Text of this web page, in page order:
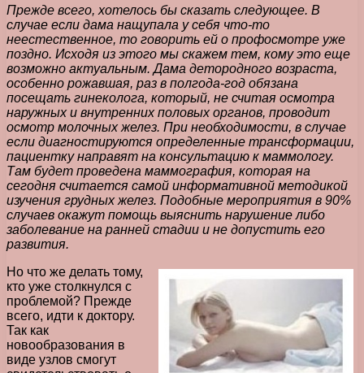
Прежде всего, хотелось бы сказать следующее. В
случае если дама нащупала у себя что-то
неестественное, то говорить ей о профосмотре уже
поздно. Исходя из этого мы скажем тем, кому это еще
возможно актуальным. Дама детородного возраста,
особенно рожавшая, раз в полгода-год обязана
посещать гинеколога, который, не считая осмотра
наружных и внутренних половых органов, проводит
осмотр молочных желез. При необходимости, в случае
если диагностируются определенные трансформации,
пациентку направят на консультацию к маммологу.
Там будет проведена маммография, которая на
сегодня считается самой информативной методикой
изучения грудных желез. Подобные мероприятия в 90%
случаев окажут помощь выяснить нарушение либо
заболевание на ранней стадии и не допустить его
развития.
Но что же делать тому,
кто уже столкнулся с
проблемой? Прежде
всего, идти к доктору.
Так как
новообразования в
виде узлов смогут